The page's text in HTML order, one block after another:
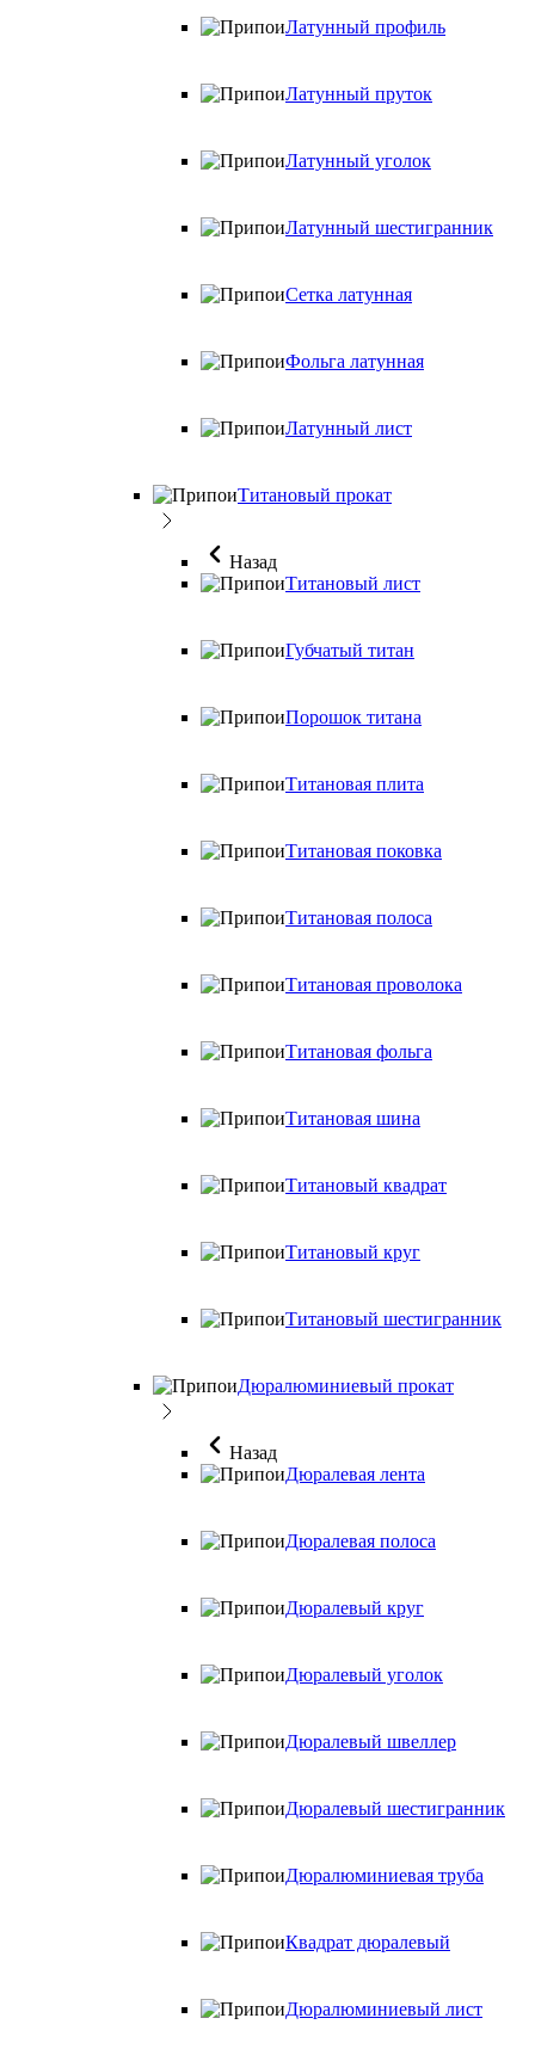
Латунный профиль
Латунный пруток
Латунный уголок
Латунный шестигранник
Сетка латунная
Фольга латунная
Латунный лист
Титановый прокат
Назад
Титановый лист
Губчатый титан
Порошок титана
Титановая плита
Титановая поковка
Титановая полоса
Титановая проволока
Титановая фольга
Титановая шина
Титановый квадрат
Титановый круг
Титановый шестигранник
Дюралюминиевый прокат
Назад
Дюралевая лента
Дюралевая полоса
Дюралевый круг
Дюралевый уголок
Дюралевый швеллер
Дюралевый шестигранник
Дюралюминиевая труба
Квадрат дюралевый
Дюралюминиевый лист